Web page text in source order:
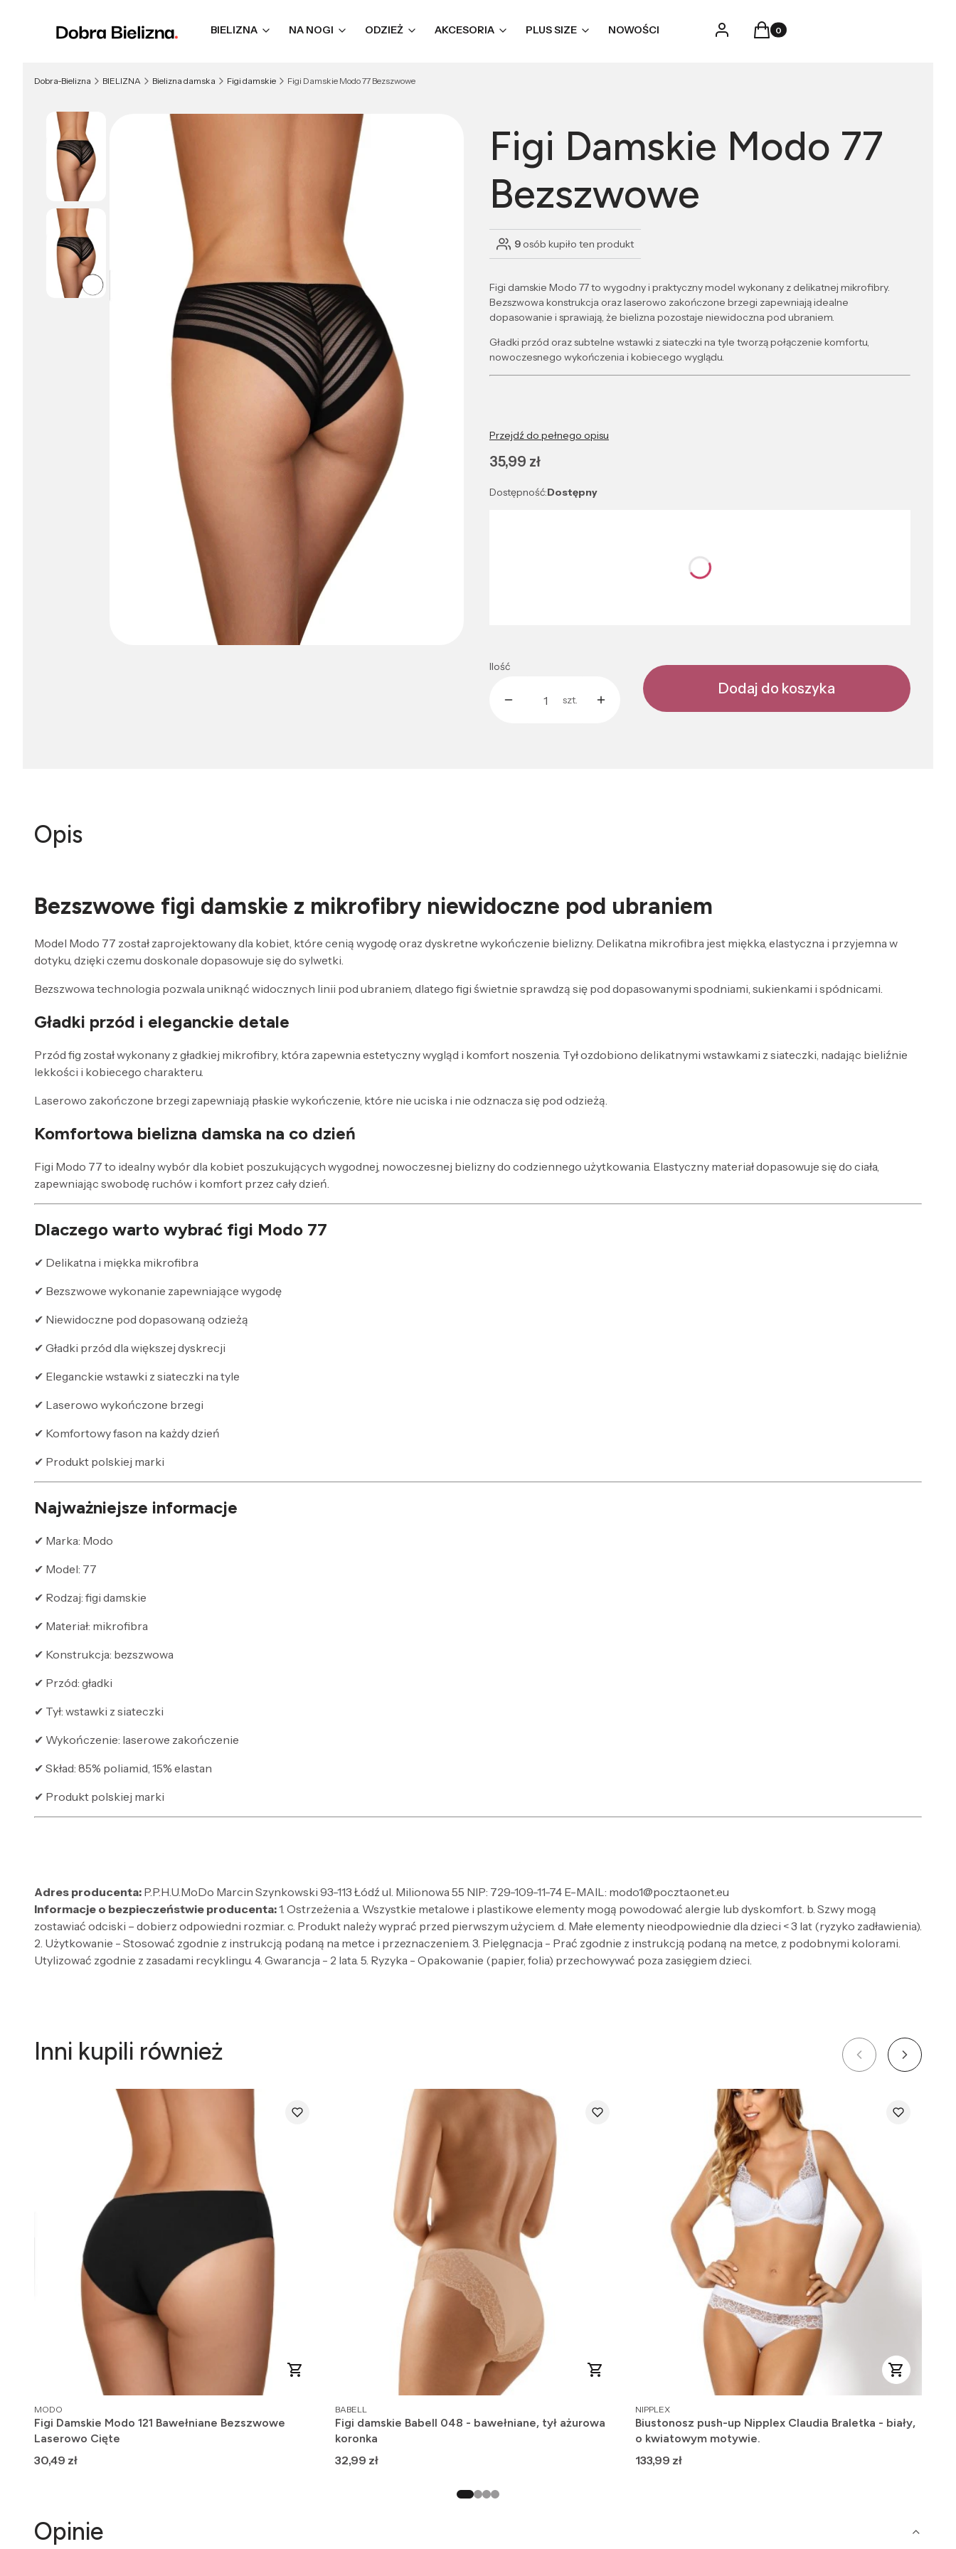
BIELIZNA NA NOGI ODZIEŻ AKCESORIA PLUS SIZE NOWOŚCI Zaloguj sięProdukty w koszyku: 0. Zobacz
Koszyk
Dobra-Bielizna BIELIZNA Bielizna damska Figi damskie Figi Damskie Modo 77 Bezszwowe
Figi Damskie Modo 77
Bezszwowe
9 osób kupiło ten produkt
Figi damskie Modo 77 to wygodny i praktyczny model wykonany z delikatnej mikrofibry.
Bezszwowa konstrukcja oraz laserowo zakończone brzegi zapewniają idealne
dopasowanie i sprawiają, że bielizna pozostaje niewidoczna pod ubraniem.
Gładki przód oraz subtelne wstawki z siateczki na tyle tworzą połączenie komfortu,
nowoczesnego wykończenia i kobiecego wyglądu.
Przejdź do pełnego opisu
Cena
35,99 zł
Dostępność:Dostępny
Ilość
szt.
Dodaj do koszyka
Opis
Bezszwowe figi damskie z mikrofibry niewidoczne pod ubraniem
Model Modo 77 został zaprojektowany dla kobiet, które cenią wygodę oraz dyskretne wykończenie bielizny. Delikatna mikrofibra jest miękka, elastyczna i przyjemna w
dotyku, dzięki czemu doskonale dopasowuje się do sylwetki.
Bezszwowa technologia pozwala uniknąć widocznych linii pod ubraniem, dlatego figi świetnie sprawdzą się pod dopasowanymi spodniami, sukienkami i spódnicami.
Gładki przód i eleganckie detale
Przód fig został wykonany z gładkiej mikrofibry, która zapewnia estetyczny wygląd i komfort noszenia. Tył ozdobiono delikatnymi wstawkami z siateczki, nadając bieliźnie
lekkości i kobiecego charakteru.
Laserowo zakończone brzegi zapewniają płaskie wykończenie, które nie uciska i nie odznacza się pod odzieżą.
Komfortowa bielizna damska na co dzień
Figi Modo 77 to idealny wybór dla kobiet poszukujących wygodnej, nowoczesnej bielizny do codziennego użytkowania. Elastyczny materiał dopasowuje się do ciała,
zapewniając swobodę ruchów i komfort przez cały dzień.
Dlaczego warto wybrać figi Modo 77
✔ Delikatna i miękka mikrofibra
✔ Bezszwowe wykonanie zapewniające wygodę
✔ Niewidoczne pod dopasowaną odzieżą
✔ Gładki przód dla większej dyskrecji
✔ Eleganckie wstawki z siateczki na tyle
✔ Laserowo wykończone brzegi
✔ Komfortowy fason na każdy dzień
✔ Produkt polskiej marki
Najważniejsze informacje
✔ Marka: Modo
✔ Model: 77
✔ Rodzaj: figi damskie
✔ Materiał: mikrofibra
✔ Konstrukcja: bezszwowa
✔ Przód: gładki
✔ Tył: wstawki z siateczki
✔ Wykończenie: laserowe zakończenie
✔ Skład: 85% poliamid, 15% elastan
✔ Produkt polskiej marki
Adres producenta: P.P.H.U.MoDo Marcin Szynkowski 93-113 Łódź ul. Milionowa 55 NIP: 729-109-11-74 E-MAIL: modo1@poczta.onet.eu
Informacje o bezpieczeństwie producenta:1. Ostrzeżenia a. Wszystkie metalowe i plastikowe elementy mogą powodować alergie lub dyskomfort. b. Szwy mogą
zostawiać odciski – dobierz odpowiedni rozmiar. c. Produkt należy wyprać przed pierwszym użyciem. d. Małe elementy nieodpowiednie dla dzieci < 3 lat (ryzyko zadławienia).
2. Użytkowanie - Stosować zgodnie z instrukcją podaną na metce i przeznaczeniem. 3. Pielęgnacja - Prać zgodnie z instrukcją podaną na metce, z podobnymi kolorami.
Utylizować zgodnie z zasadami recyklingu. 4. Gwarancja - 2 lata. 5. Ryzyka - Opakowanie (papier, folia) przechowywać poza zasięgiem dzieci.
Inni kupili również
PRODUCENT
MODO
Figi Damskie Modo 121 Bawełniane Bezszwowe
Laserowo Cięte
Cena
30,49 zł
PRODUCENT
BABELL
Figi damskie Babell 048 - bawełniane, tył ażurowa
koronka
Cena
32,99 zł
PRODUCENT
NIPPLEX
Biustonosz push-up Nipplex Claudia Braletka - biały,
o kwiatowym motywie.
Cena
133,99 zł
Opinie